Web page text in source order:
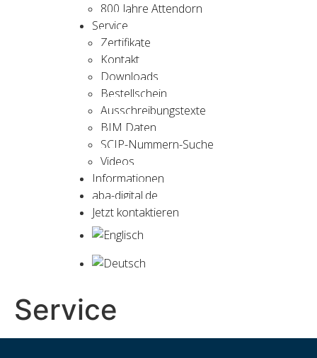
800 Jahre Attendorn
Service
Zertifikate
Kontakt
Downloads
Bestellschein
Ausschreibungstexte
BIM Daten
SCIP-Nummern-Suche
Videos
Informationen
aba-digital.de
Jetzt kontaktieren
Service